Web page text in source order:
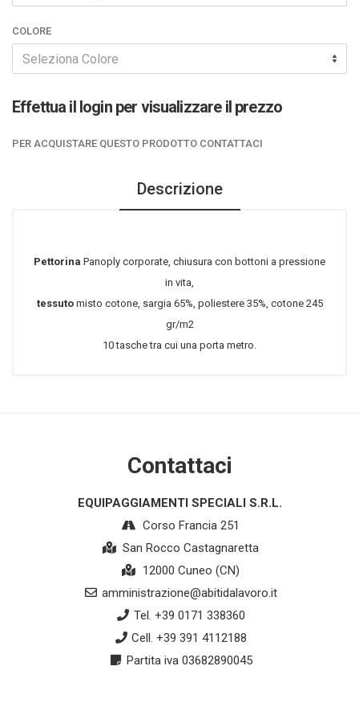
COLORE
Seleziona Colore
Effettua il login per visualizzare il prezzo
PER ACQUISTARE QUESTO PRODOTTO CONTATTACI
Descrizione
Pettorina Panoply corporate, chiusura con bottoni a pressione
in vita,
tessuto misto cotone, sargia 65%, poliestere 35%, cotone 245
gr/m2
10 tasche tra cui una porta metro.
Contattaci
EQUIPAGGIAMENTI SPECIALI S.R.L.
Corso Francia 251
San Rocco Castagnaretta
12000 Cuneo (CN)
amministrazione@abitidalavoro.it
Tel. +39 0171 338360
Cell. +39 391 4112188
Partita iva 03682890045